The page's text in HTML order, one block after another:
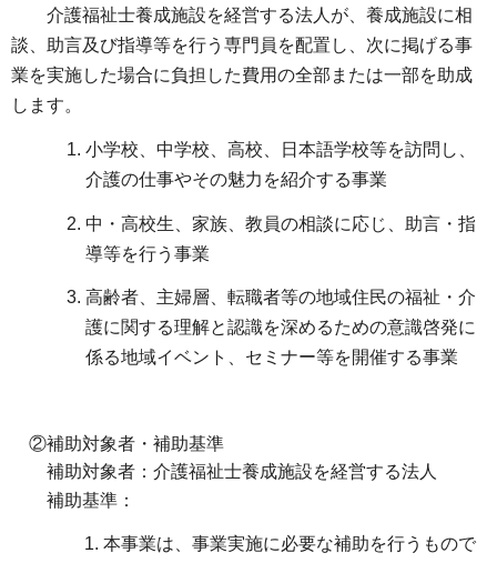
介護福祉士養成施設を経営する法人が、養成施設に相
談、助言及び指導等を行う専門員を配置し、次に掲げる事
業を実施した場合に負担した費用の全部または一部を助成
します。
小学校、中学校、高校、日本語学校等を訪問し、
介護の仕事やその魅力を紹介する事業
中・高校生、家族、教員の相談に応じ、助言・指
導等を行う事業
高齢者、主婦層、転職者等の地域住民の福祉・介
護に関する理解と認識を深めるための意識啓発に
係る地域イベント、セミナー等を開催する事業
②補助対象者・補助基準
補助対象者：介護福祉士養成施設を経営する法人
補助基準：
本事業は、事業実施に必要な補助を行うもので